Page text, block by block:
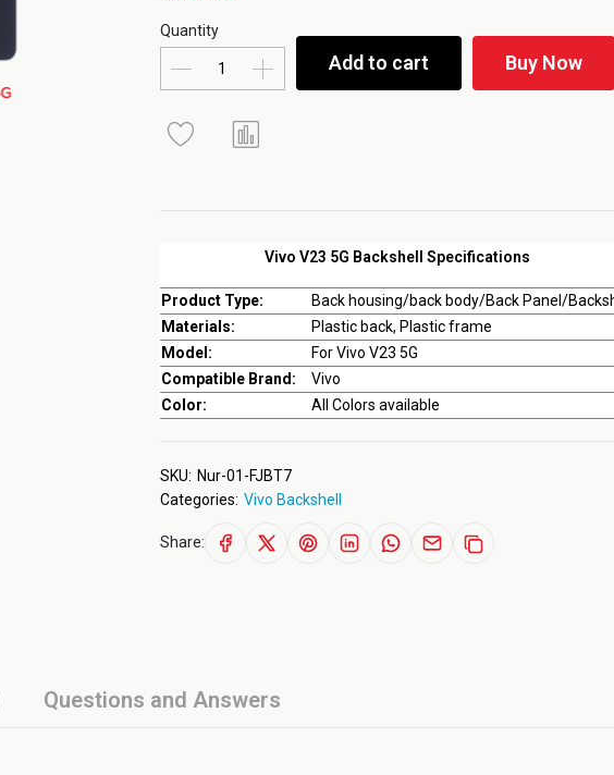
Vivo V23 5G Backshell Specifications
Product Type:
Back housing/back body/Back Panel/
Materials:
Plastic back, Plastic frame
Model:
For Vivo V23 5G
Compatible Brand:
Vivo
Color:
All Colors available
Quantity
Add to cart Buy Now
SKU: Nur-01-FJBT7
Categories: Vivo Backshell
Share:
Questions and Answers